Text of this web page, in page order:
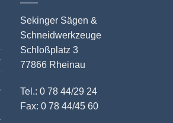
Sekinger Sägen &
Schneidwerkzeuge
Schloßplatz 3
77866 Rheinau
Tel.: 0 78 44/29 24
Fax: 0 78 44/45 60